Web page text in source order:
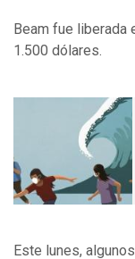
Beam fue liberada
1.500 dólares.
Este lunes,